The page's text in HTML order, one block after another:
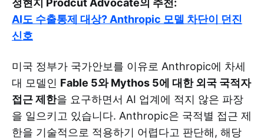
AI도 수출통제 대상? Anthropic 모델 차단이 던진
신호
미국 정부가 국가안보를 이유로 Anthropic에 차세
대 모델인 Fable 5와 Mythos 5에 대한 외국 국적자
접근 제한을 요구하면서 AI 업계에 적지 않은 파장
을 일으키고 있습니다. Anthropic은 국적별 접근 제
한을 기술적으로 적용하기 어렵다고 판단해, 해당